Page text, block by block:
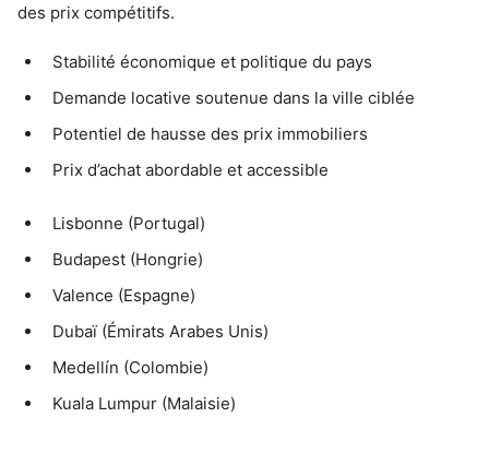
des prix compétitifs.
Stabilité économique et politique du pays
Demande locative soutenue dans la ville ciblée
Potentiel de hausse des prix immobiliers
Prix d’achat abordable et accessible
Lisbonne (Portugal)
Budapest (Hongrie)
Valence (Espagne)
Dubaï (Émirats Arabes Unis)
Medellín (Colombie)
Kuala Lumpur (Malaisie)